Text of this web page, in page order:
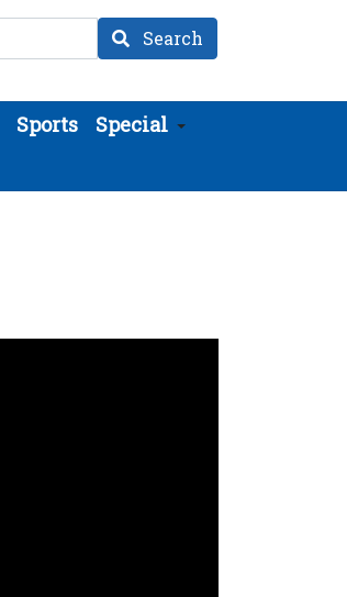
Search
Sports
Special